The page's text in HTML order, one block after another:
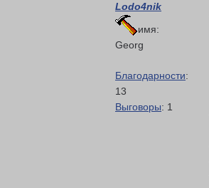
Lodo4nik
имя:
Georg
Благодарности:
13
Выговоры: 1